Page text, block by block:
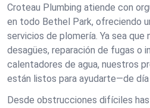
Croteau Plumbing atiende con
en todo Bethel Park, ofreciendo
servicios de plomería. Ya sea
desagües, reparación de fugas o
calentadores de agua, nuestros
están listos para ayudarte—de día
Desde obstrucciones difíciles